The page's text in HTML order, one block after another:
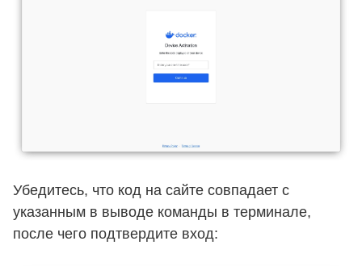
Убедитесь, что код на сайте совпадает с
указанным в выводе команды в терминале,
после чего подтвердите вход: